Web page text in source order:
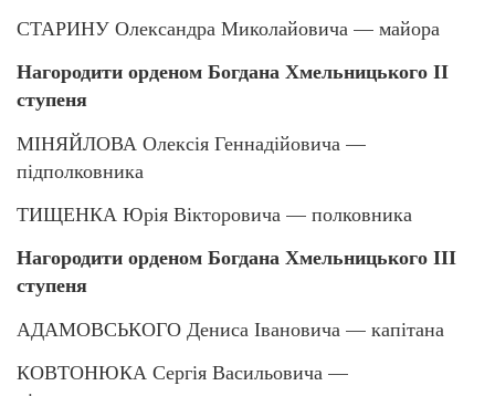
СТАРИНУ Олександра Миколайовича — майора
Нагородити орденом Богдана Хмельницького ІІ
ступеня
МІНЯЙЛОВА Олексія Геннадійовича —
підполковника
ТИЩЕНКА Юрія Вікторовича — полковника
Нагородити орденом Богдана Хмельницького ІІІ
ступеня
АДАМОВСЬКОГО Дениса Івановича — капітана
КОВТОНЮКА Сергія Васильовича —